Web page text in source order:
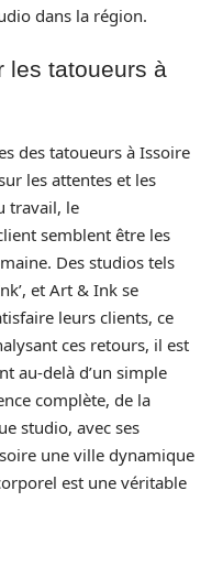
dans la région.
les tatoueurs à
des tatoueurs à Issoire
les attentes et les
travail, le
semblent être les
Des studios tels
et Art & Ink se
leurs clients, ce
ces retours, il est
au-delà d’un simple
complète, de la
studio, avec ses
une ville dynamique
est une véritable